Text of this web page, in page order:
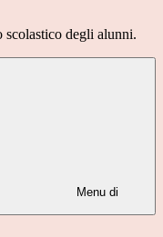
scolastico degli alunni.
Menu di